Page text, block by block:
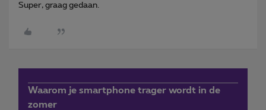
Super, graag gedaan.
Waarom je smartphone trager wordt in de
zomer